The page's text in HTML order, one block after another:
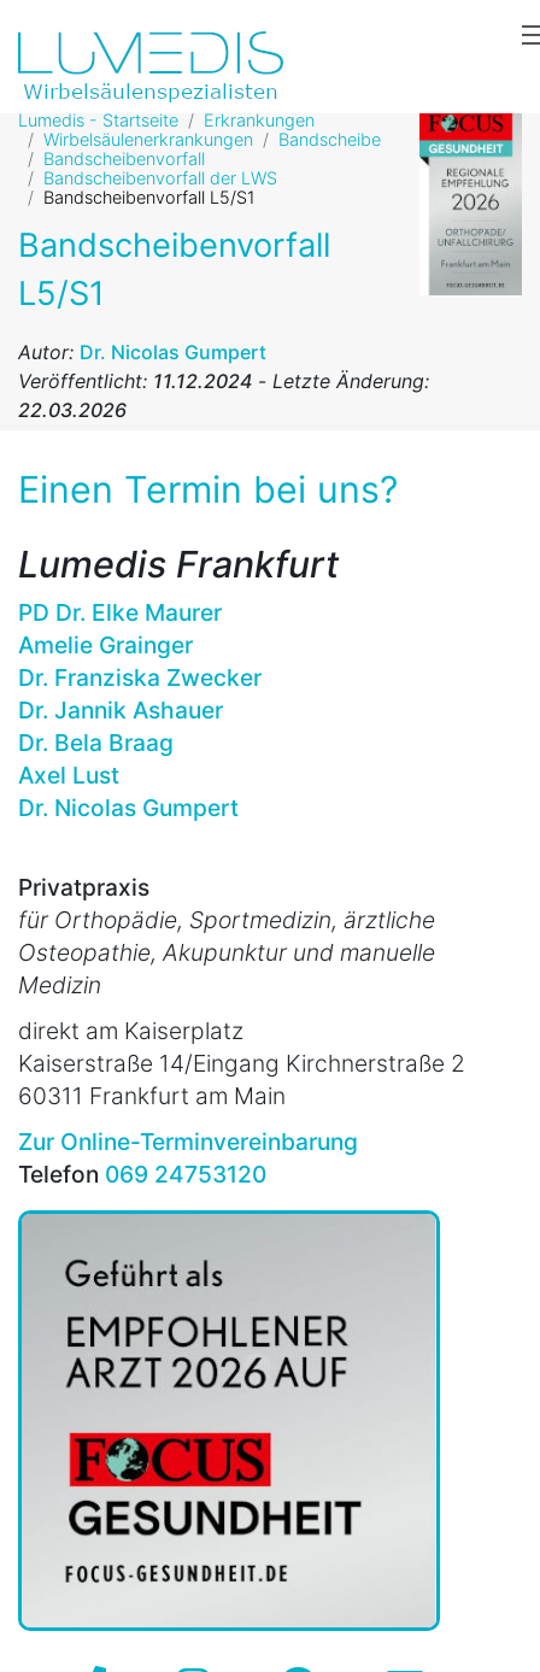
Lumedis - Startseite
Erkrankungen
Wirbelsäulenerkrankungen
Bandscheibe
Bandscheibenvorfall
Bandscheibenvorfall der LWS
Bandscheibenvorfall L5/S1
Bandscheibenvorfall
L5/S1
Autor: Dr. Nicolas Gumpert
Veröffentlicht: 11.12.2024 - Letzte Änderung:
22.03.2026
Einen Termin bei uns?
Lumedis Frankfurt
PD Dr. Elke Maurer
Amelie Grainger
Dr. Franziska Zwecker
Dr. Jannik Ashauer
Dr. Bela Braag
Axel Lust
Dr. Nicolas Gumpert
Privatpraxis
für Orthopädie, Sportmedizin, ärztliche
Osteopathie, Akupunktur und manuelle
Medizin
direkt am Kaiserplatz
Kaiserstraße 14/Eingang Kirchnerstraße 2
60311 Frankfurt am Main
Zur Online-Terminvereinbarung
Telefon 069 24753120